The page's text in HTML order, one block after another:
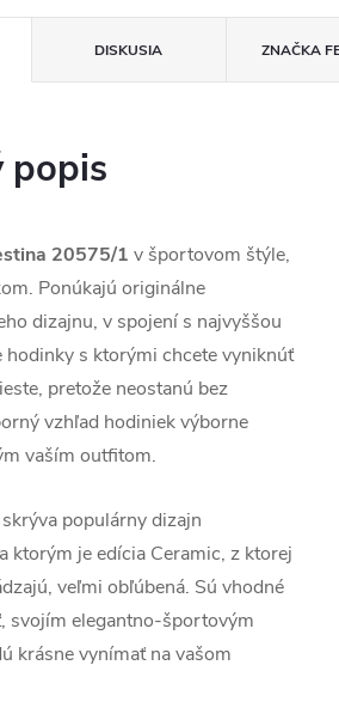
DISKUSIA ZNAČKA
popis
20575/1 v športovom štýle,
Ponúkajú originálne
dizajnu, v spojení s najvyššou
hodinky s ktorými chcete vyniknúť
pretože neostanú bez
vzhľad hodiniek výborne
vaším outfitom.
populárny dizajn
ktorým je edícia Ceramic, z ktorej
veľmi obľúbená. Sú vhodné
svojím elegantno-športovým
krásne vynímať na vašom